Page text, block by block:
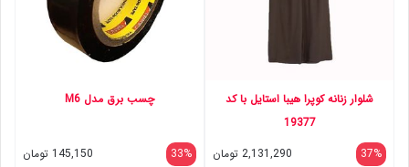
شلوار زنانه کوپرا هیبا استایل با کد
19377
37%
2,131,290 تومان
چسب برق مدل M6
33%
145,150 تومان